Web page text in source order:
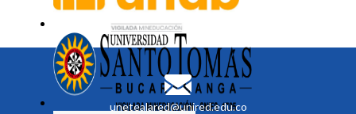
unetealared@unired.edu.co